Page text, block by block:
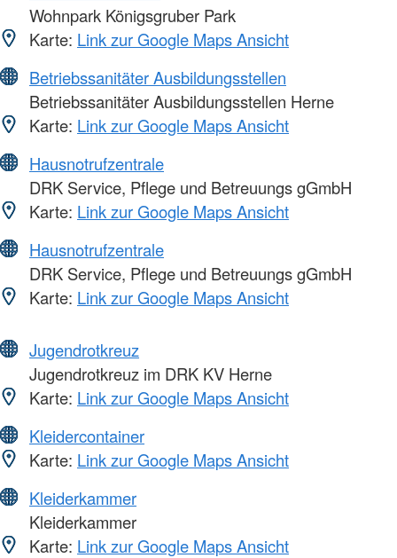
Wohnpark Königsgruber Park
Karte: Link zur Google Maps Ansicht
Betriebssanitäter Ausbildungsstellen
Betriebssanitäter Ausbildungsstellen Herne
Karte: Link zur Google Maps Ansicht
Hausnotrufzentrale
DRK Service, Pflege und Betreuungs gGmbH
Karte: Link zur Google Maps Ansicht
Hausnotrufzentrale
DRK Service, Pflege und Betreuungs gGmbH
Karte: Link zur Google Maps Ansicht
Jugendrotkreuz
Jugendrotkreuz im DRK KV Herne
Karte: Link zur Google Maps Ansicht
Kleidercontainer
Karte: Link zur Google Maps Ansicht
Kleiderkammer
Kleiderkammer
Karte: Link zur Google Maps Ansicht